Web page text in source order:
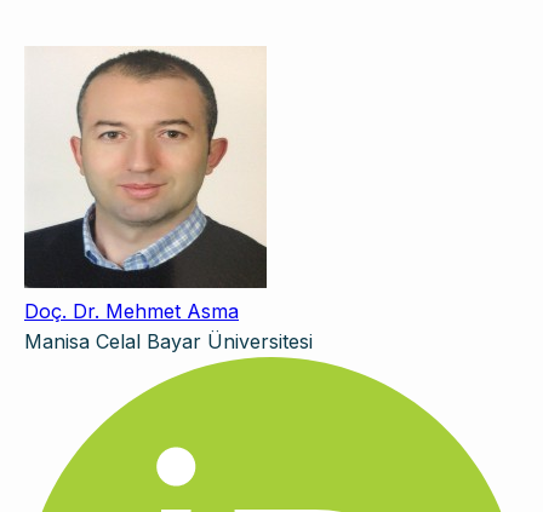
Doç. Dr. Mehmet Asma
Manisa Celal Bayar Üniversitesi